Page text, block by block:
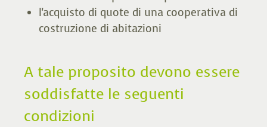
l'acquisto di quote di una cooperativa di
costruzione di abitazioni
A tale proposito devono essere
soddisfatte le seguenti
condizioni